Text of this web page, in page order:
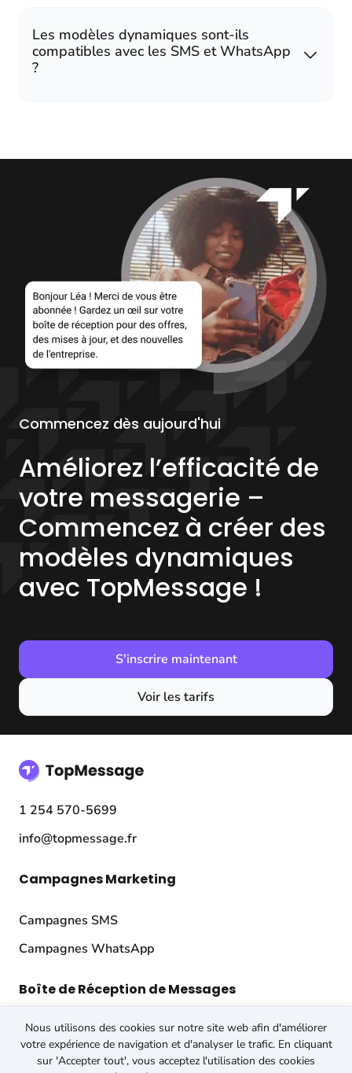
Les modèles dynamiques sont-ils
compatibles avec les SMS et WhatsApp
?
Commencez dès aujourd'hui
Améliorez l’efficacité de
votre messagerie –
Commencez à créer des
modèles dynamiques
avec TopMessage !
S'inscrire maintenant
Voir les tarifs
1 254 570-5699
info@topmessage.fr
Campagnes Marketing
Campagnes SMS
Campagnes WhatsApp
Boîte de Réception de Messages
Boîte de réception SMS
Boîte de réception WhatsApp
Nous utilisons des cookies sur notre site web afin d'améliorer
votre expérience de navigation et d'analyser le trafic. En cliquant
sur 'Accepter tout', vous acceptez l'utilisation des cookies